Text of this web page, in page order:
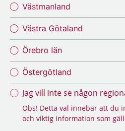
Västmanland
Västra Götaland
Örebro län
Östergötland
Jag vill inte se någon
Obs! Detta val innebär att du
och viktig information som